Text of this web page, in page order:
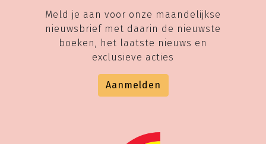
Meld je aan voor onze maandelijkse
nieuwsbrief met daarin de nieuwste
boeken, het laatste nieuws en
exclusieve acties
Aanmelden